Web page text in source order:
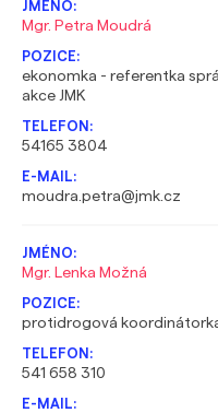
Mgr. Petra Moudrá
ekonomka - referentka
akce JMK
54165 3804
moudra.petra@jmk.cz
Mgr. Lenka Možná
protidrogová
541 658 310